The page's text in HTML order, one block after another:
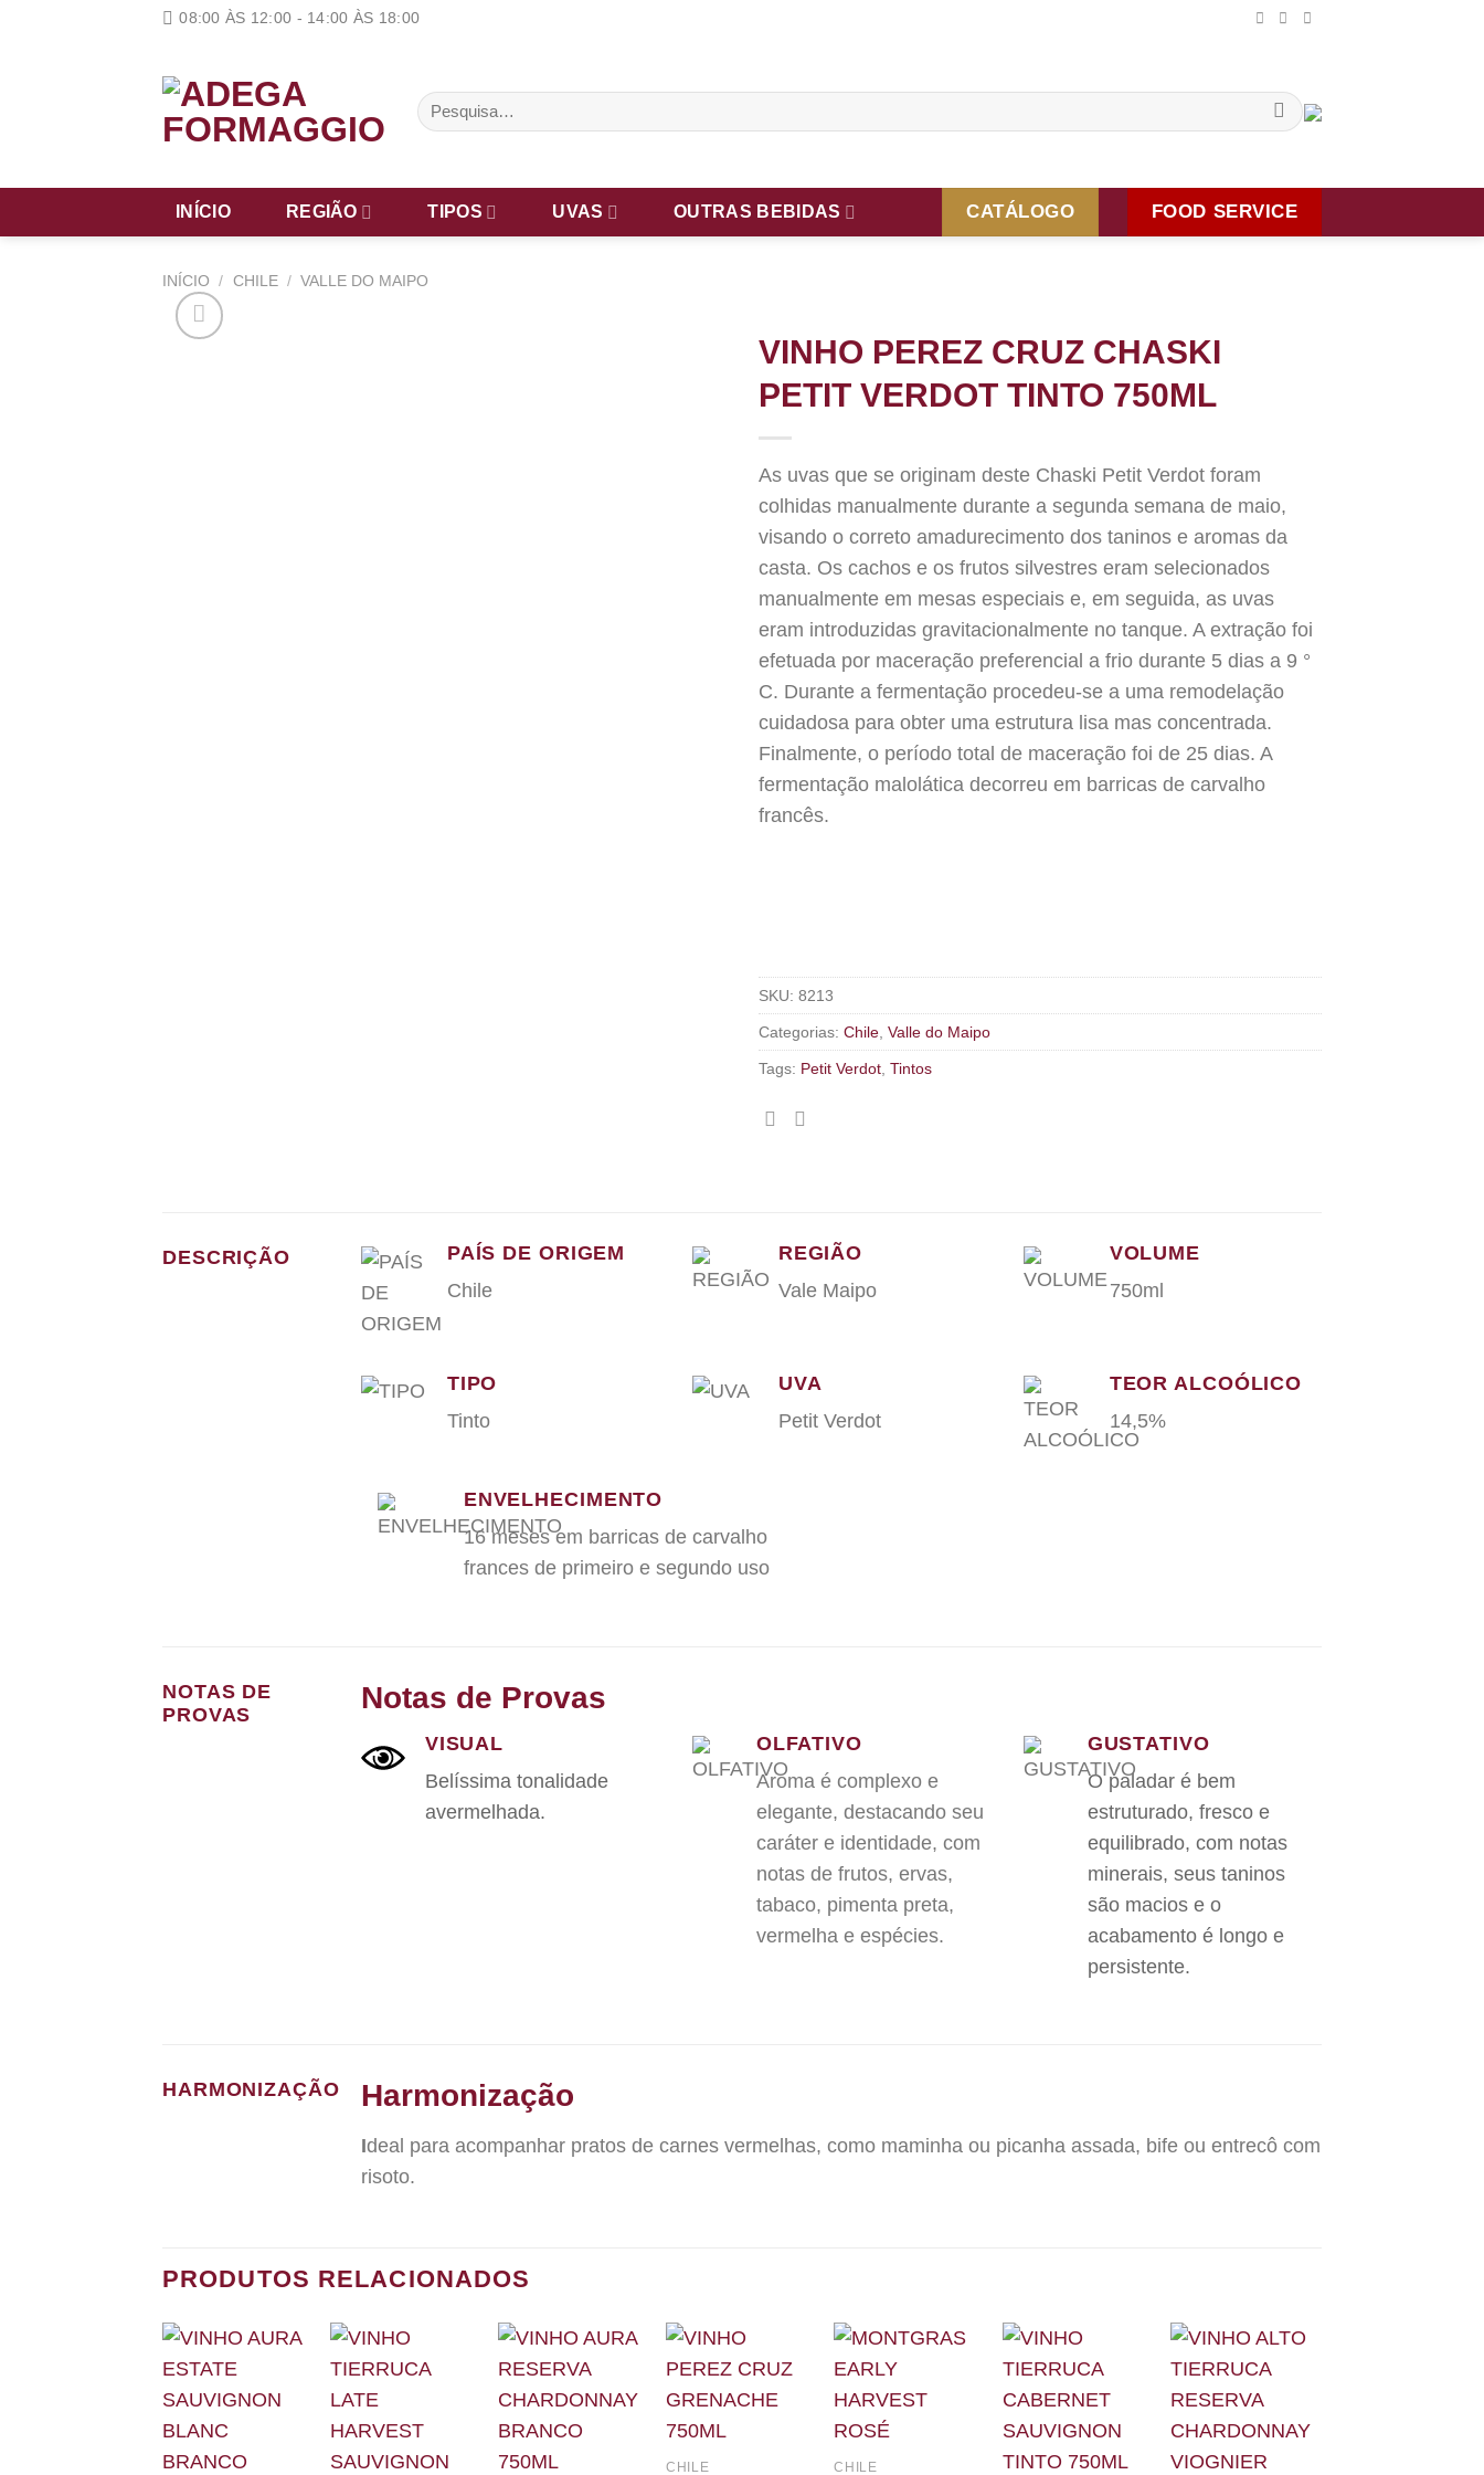
08:00 ÀS 12:00 - 14:00 ÀS 18:00
Pesquisar
por:
INÍCIO REGIÃO TIPOS UVAS OUTRAS BEBIDAS CATÁLOGO FOOD SERVICE
INÍCIO / CHILE / VALLE DO MAIPO
VINHO PEREZ CRUZ CHASKI
PETIT VERDOT TINTO 750ML
As uvas que se originam deste Chaski Petit Verdot foram
colhidas manualmente durante a segunda semana de maio,
visando o correto amadurecimento dos taninos e aromas da
casta. Os cachos e os frutos silvestres eram selecionados
manualmente em mesas especiais e, em seguida, as uvas
eram introduzidas gravitacionalmente no tanque. A extração foi
efetuada por maceração preferencial a frio durante 5 dias a 9 °
C. Durante a fermentação procedeu-se a uma remodelação
cuidadosa para obter uma estrutura lisa mas concentrada.
Finalmente, o período total de maceração foi de 25 dias. A
fermentação malolática decorreu em barricas de carvalho
francês.
SKU: 8213
Categorias: Chile, Valle do Maipo
Tags: Petit Verdot, Tintos
DESCRIÇÃO
PAÍS DE ORIGEM
Chile
REGIÃO
Vale Maipo
VOLUME
750ml
TIPO
Tinto
UVA
Petit Verdot
TEOR ALCOÓLICO
14,5%
ENVELHECIMENTO
16 meses em barricas de carvalho
frances de primeiro e segundo uso
NOTAS DE
PROVAS
Notas de Provas
VISUAL
Belíssima tonalidade
avermelhada.
OLFATIVO
Aroma é complexo e
elegante, destacando seu
caráter e identidade, com
notas de frutos, ervas,
tabaco, pimenta preta,
vermelha e espécies.
GUSTATIVO
O paladar é bem
estruturado, fresco e
equilibrado, com notas
minerais, seus taninos
são macios e o
acabamento é longo e
persistente.
HARMONIZAÇÃO Harmonização
Ideal para acompanhar pratos de carnes vermelhas, como maminha ou picanha assada, bife ou entrecô com
risoto.
PRODUTOS RELACIONADOS
CHILE CHILE